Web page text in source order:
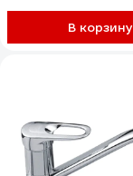
В корзину